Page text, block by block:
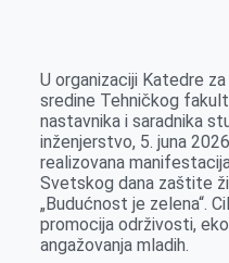
r
n
A
p
p
i
l
U organizaciji Katedre
sredine Tehničkog
nastavnika i saradnika
inženjerstvo, 5. juna
realizovana
Svetskog dana zaštite
„Budućnost je zelena“.
promocija održivosti,
angažovanja mladih.